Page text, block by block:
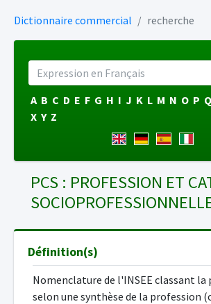
Dictionnaire commercial recherche
A B C D E F G H I J K L M N O P Q
X Y Z
PCS : PROFESSION ET
Définition(s)
Nomenclature de l'INSEE classant
selon une synthèse de la profession